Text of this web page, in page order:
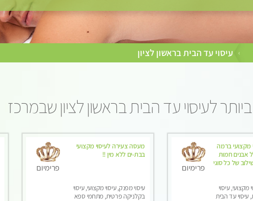
› עיסוי עד הבית בראשון לציון
לעיסוי עד הבית בראשון לציון שבמרכז
מקצועי ברמה
אבנים חמות
של כל סוגי
מקצועי, עיסוי
עיסוי עד הבית
פרימיום
מעסה צעירה לעיסוי מקצועי
בבת-ים ללא מין !!
עיסוי מפנק, עיסוי מקצועי, עיסוי
בקלניקה פרטית, מתחמי ספא
פרימיום